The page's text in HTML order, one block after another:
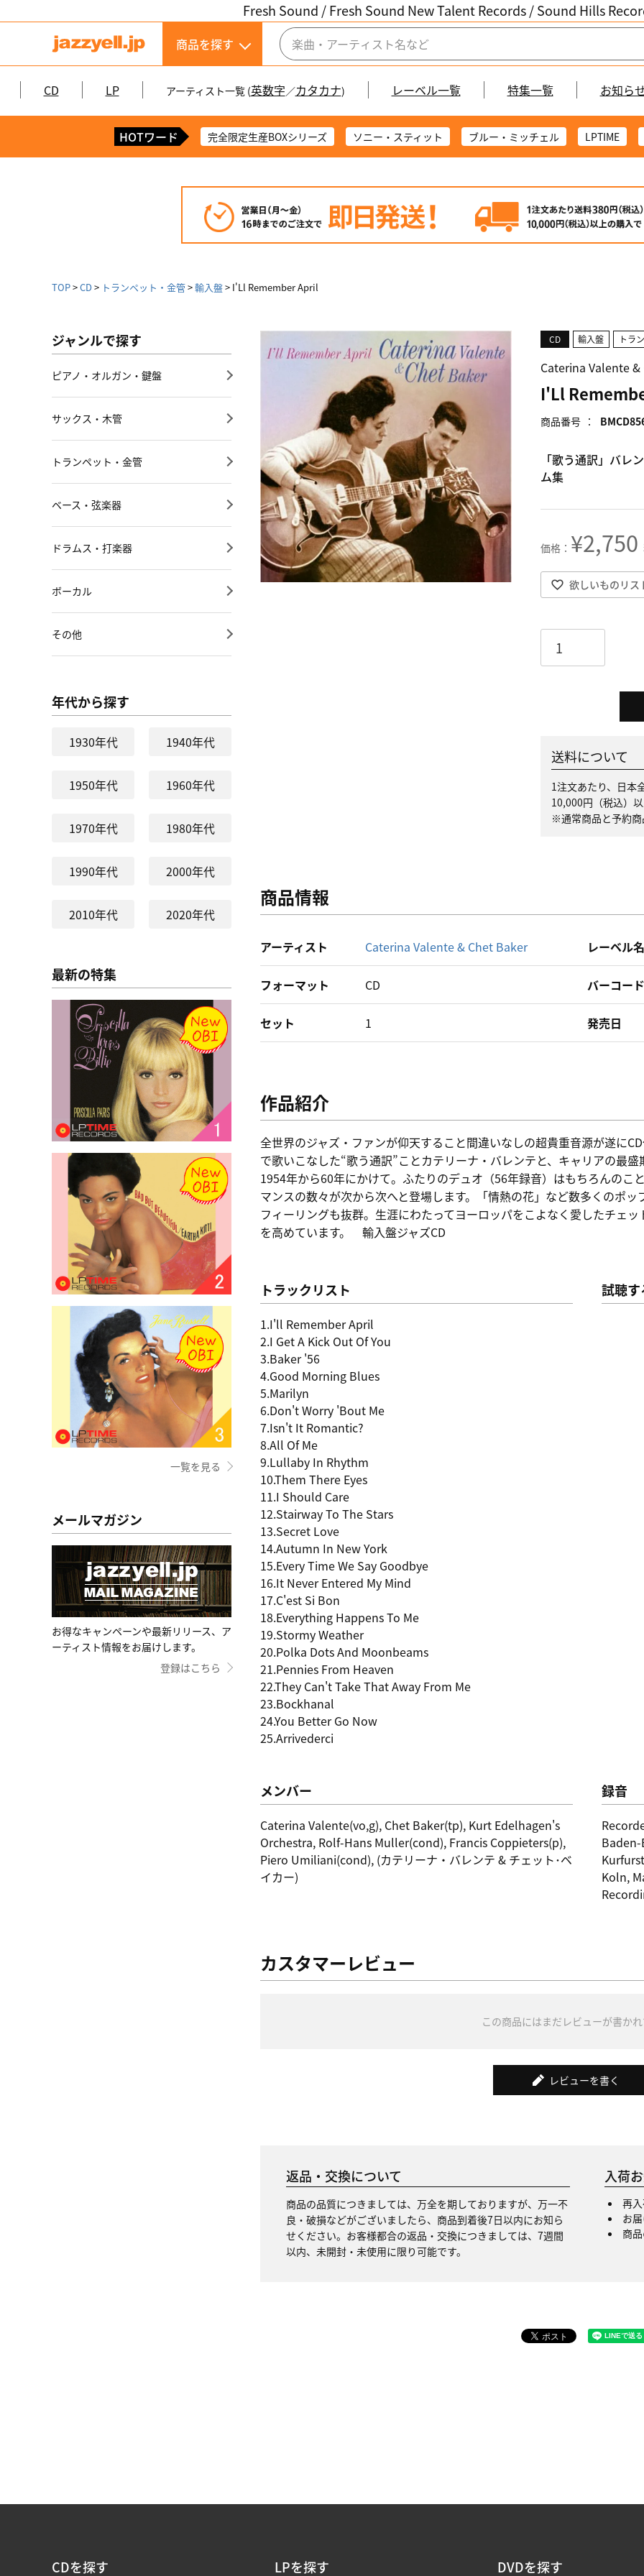
Fresh Sound / Fresh Sound New Talent Records /Sound Hills
商品を探す
CD LP アーティスト一覧 (英数字／カタカナ) レーベル一覧 特集一覧 お知ら
HOTワード 完全限定生産BOXシリーズ ソニー・スティット ブルー・ミッチェル LPTIME
TOP CD トランペット・金管 輸入盤 I'Ll Remember April
ジャンルで探す
ピアノ・オルガン・鍵盤
サックス・木管
トランペット・金管
ベース・弦楽器
ドラムス・打楽器
ボーカル
その他
年代から探す
1930年代 1940年代
1950年代 1960年代
1970年代 1980年代
1990年代 2000年代
2010年代 2020年代
最新の特集
一覧を見る
メールマガジン
お得なキャンペーンや最新リリース、ア
ーティスト情報をお届けします。
登録はこちら
CD 輸入盤 トラ
Caterina Valente &
I'Ll
商品番号
「歌う通訳」バレ
ム集
¥2,750
欲しいものリス
送料について
1注文あたり、日本
10,000円（税込）
※通常商品と予約
商品情報
アーティスト Caterina Valente & Chet Baker レーベル名
フォーマット CD バーコード
セット 1 発売日
作品紹介
全世界のジャズ・ファンが仰天すること間違いなしの超貴重音源が遂に
で歌いこなした“歌う通訳”ことカテリーナ・バレンテと、キャリアの最
1954年から60年にかけて。ふたりのデュオ（56年録音）はもちろんのこ
マンスの数々が次から次へと登場します。「情熱の花」など数多くのポ
フィーリングも抜群。生涯にわたってヨーロッパをこよなく愛したチェ
を高めています。 輸入盤ジャズCD
トラックリスト
1.I'll Remember April
2.I Get A Kick Out Of You
3.Baker '56
4.Good Morning Blues
5.Marilyn
6.Don't Worry 'Bout Me
7.Isn't It Romantic?
8.All Of Me
9.Lullaby In Rhythm
10.Them There Eyes
11.I Should Care
12.Stairway To The Stars
13.Secret Love
14.Autumn In New York
15.Every Time We Say Goodbye
16.It Never Entered My Mind
17.C'est Si Bon
18.Everything Happens To Me
19.Stormy Weather
20.Polka Dots And Moonbeams
21.Pennies From Heaven
22.They Can't Take That Away From Me
23.Bockhanal
24.You Better Go Now
25.Arrivederci
試聴す
メンバー
Caterina Valente(vo,g), Chet Baker(tp), Kurt Edelhagen's
Orchestra, Rolf-Hans Muller(cond), Francis Coppieters(p),
Piero Umiliani(cond), (カテリーナ・バレンテ & チェット･ベ
イカー)
録音
Koln,
カスタマーレビュー
この商品にはまだレビューが書か
レビューを書く
返品・交換について
商品の品質につきましては、万全を期しておりますが、万一不
良・破損などがございましたら、商品到着後7日以内にお知ら
せください。お客様都合の返品・交換につきましては、7週間
以内、未開封・未使用に限り可能です。
入荷
再
お
商
CDを探す LPを探す DVDを探す